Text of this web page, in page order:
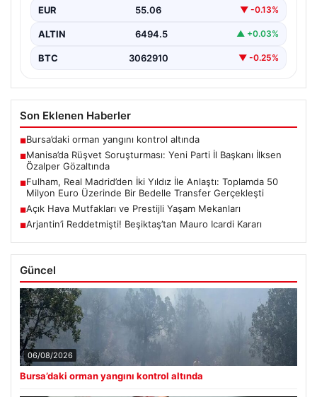
gözaltına…
EUR 55.06 ▼ -0.13%
ALTIN 6494.5 ▲ +0.03%
BTC 3062910 ▼ -0.25%
Son Eklenen Haberler
■Bursa’daki orman yangını kontrol altında
■Manisa’da Rüşvet Soruşturması: Yeni Parti İl Başkanı İlksen
Özalper Gözaltında
■Fulham, Real Madrid’den İki Yıldız İle Anlaştı: Toplamda 50
Milyon Euro Üzerinde Bir Bedelle Transfer Gerçekleşti
■Açık Hava Mutfakları ve Prestijli Yaşam Mekanları
■Arjantin’i Reddetmişti! Beşiktaş’tan Mauro Icardi Kararı
Güncel
06/08/2026
Bursa’daki orman yangını kontrol altında